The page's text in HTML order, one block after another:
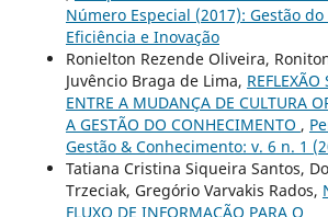
Número Especial (2017): Gestão
Eficiência e Inovação
Ronielton Rezende Oliveira,
Juvêncio Braga de Lima, REFLEXÃO
ENTRE A MUDANÇA DE CULTURA
A GESTÃO DO CONHECIMENTO ,
Gestão & Conhecimento: v. 6 n. 1
Tatiana Cristina Siqueira Santos,
Trzeciak, Gregório Varvakis Rados,
FLUXO DE INFORMAÇÃO PARA O